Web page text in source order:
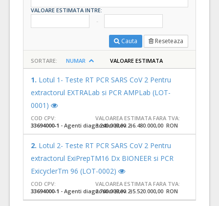
VALOARE ESTIMATA INTRE:
Cauta Reseteaza
SORTARE: NUMAR VALOARE ESTIMATA
1. Lotul 1- Teste RT PCR SARS CoV 2 Pentru
extractorul EXTRALab si PCR AMPLab (LOT-
0001)
COD CPV:
33694000-1 - Agenti diagnostici (Rev.2)
VALOAREA ESTIMATA FARA TVA:
3.240.000,00 - 6.480.000,00 RON
2. Lotul 2- Teste RT PCR SARS CoV 2 Pentru
extractorul ExiPrepTM16 Dx BIONEER si PCR
ExicyclerTm 96 (LOT-0002)
COD CPV:
33694000-1 - Agenti diagnostici (Rev.2)
VALOAREA ESTIMATA FARA TVA:
2.760.000,00 - 5.520.000,00 RON